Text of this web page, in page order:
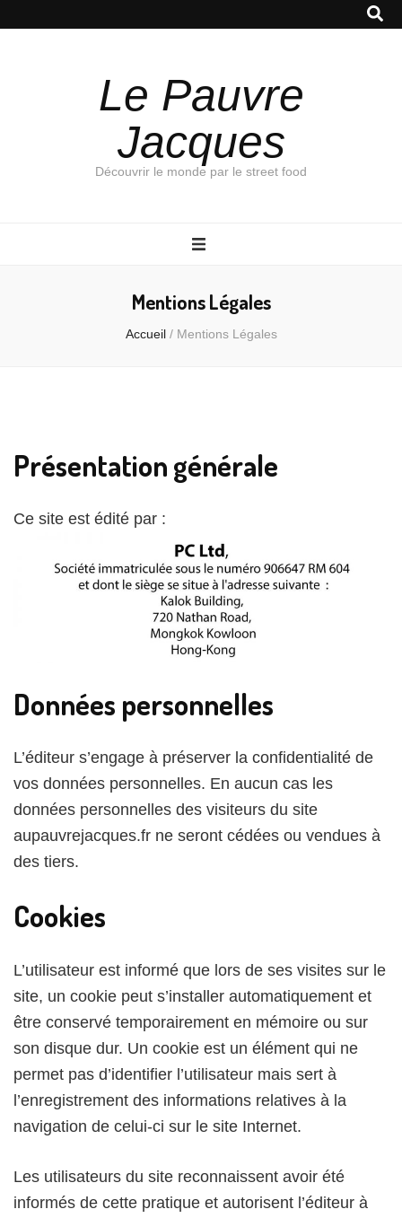
Le Pauvre
Jacques
Découvrir le monde par le street food
Mentions Légales
Accueil / Mentions Légales
Présentation générale
Ce site est édité par :
Données personnelles
L’éditeur s’engage à préserver la confidentialité de
vos données personnelles. En aucun cas les
données personnelles des visiteurs du site
aupauvrejacques.fr ne seront cédées ou vendues à
des tiers.
Cookies
L’utilisateur est informé que lors de ses visites sur le
site, un cookie peut s’installer automatiquement et
être conservé temporairement en mémoire ou sur
son disque dur. Un cookie est un élément qui ne
permet pas d’identifier l’utilisateur mais sert à
l’enregistrement des informations relatives à la
navigation de celui-ci sur le site Internet.
Les utilisateurs du site reconnaissent avoir été
informés de cette pratique et autorisent l’éditeur à